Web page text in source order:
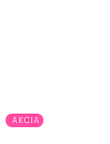
AKCIA